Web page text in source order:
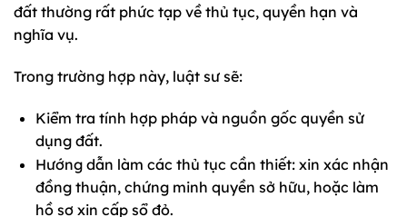
đất thường rất phức tạp về thủ tục, quyền hạn và
nghĩa vụ.
Trong trường hợp này, luật sư sẽ:
Kiểm tra tính hợp pháp và nguồn gốc quyền sử
dụng đất.
Hướng dẫn làm các thủ tục cần thiết: xin xác nhận
đồng thuận, chứng minh quyền sở hữu, hoặc làm
hồ sơ xin cấp sổ đỏ.